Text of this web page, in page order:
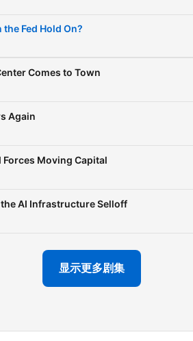
the Fed Hold On?
Comes to Town
Again
Moving Capital
AI Infrastructure Selloff
显示更多剧集